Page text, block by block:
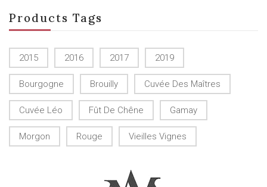
Products Tags
2015 2016 2017 2019
Bourgogne Brouilly Cuvée Des Maîtres
Cuvée Léo Fût De Chêne Gamay
Morgon Rouge Vieilles Vignes